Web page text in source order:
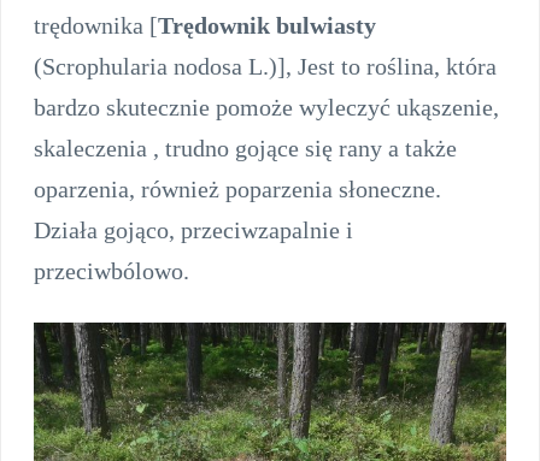
trędownika [Trędownik bulwiasty
(Scrophularia nodosa L.)], Jest to roślina, która
bardzo skutecznie pomoże wyleczyć ukąszenie,
skaleczenia , trudno gojące się rany a także
oparzenia, również poparzenia słoneczne.
Działa gojąco, przeciwzapalnie i
przeciwbólowo.